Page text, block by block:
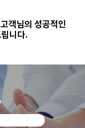
객님의 성공적인
니다.